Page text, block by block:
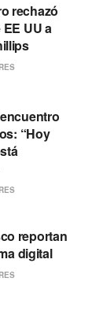
rechazó
UU a
“Hoy
reportan
digital